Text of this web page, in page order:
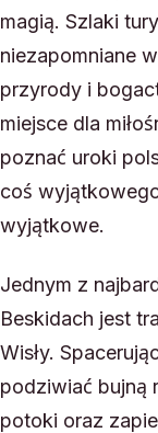
magią. Szlaki
niezapomniane
przyrody i
miejsce dla
poznać uroki
coś
wyjątkowe.
Jednym z
Beskidach jest
Wisły.
podziwiać bujną
potoki oraz